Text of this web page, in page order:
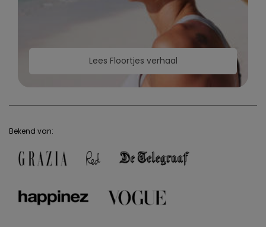
Lees Floortjes verhaal
Bekend van: